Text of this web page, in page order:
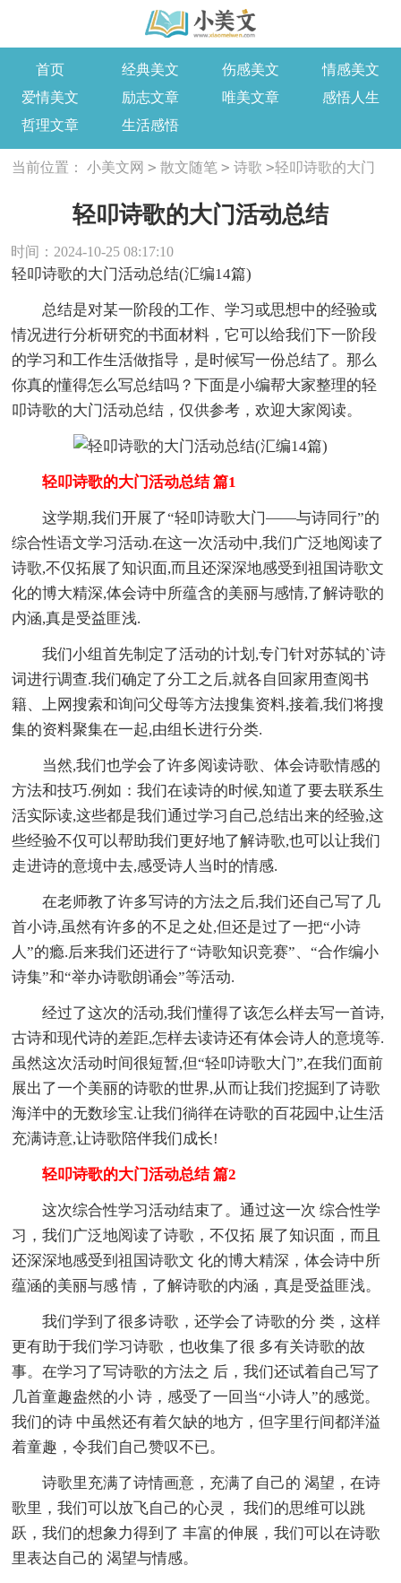
首页 经典美文 伤感美文
情感美文
爱情美文
励志文章 唯美文章
感悟人生
哲理文章
生活感悟
当前位置： 小美文网 > 散文随笔 > 诗歌 >轻叩诗歌的大门
轻叩诗歌的大门活动总结
时间：2024-10-25 08:17:10
轻叩诗歌的大门活动总结(汇编14篇)
总结是对某一阶段的工作、学习或思想中的经验或
情况进行分析研究的书面材料，它可以给我们下一阶段
的学习和工作生活做指导，是时候写一份总结了。那么
你真的懂得怎么写总结吗？下面是小编帮大家整理的轻
叩诗歌的大门活动总结，仅供参考，欢迎大家阅读。
轻叩诗歌的大门活动总结 篇1
这学期,我们开展了“轻叩诗歌大门——与诗同行”的
综合性语文学习活动.在这一次活动中,我们广泛地阅读了
诗歌,不仅拓展了知识面,而且还深深地感受到祖国诗歌文
化的博大精深,体会诗中所蕴含的美丽与感情,了解诗歌的
内涵,真是受益匪浅.
我们小组首先制定了活动的计划,专门针对苏轼的`诗
词进行调查.我们确定了分工之后,就各自回家用查阅书
籍、上网搜索和询问父母等方法搜集资料,接着,我们将搜
集的资料聚集在一起,由组长进行分类.
当然,我们也学会了许多阅读诗歌、体会诗歌情感的
方法和技巧.例如：我们在读诗的时候,知道了要去联系生
活实际读,这些都是我们通过学习自己总结出来的经验,这
些经验不仅可以帮助我们更好地了解诗歌,也可以让我们
走进诗的意境中去,感受诗人当时的情感.
在老师教了许多写诗的方法之后,我们还自己写了几
首小诗,虽然有许多的不足之处,但还是过了一把“小诗
人”的瘾.后来我们还进行了“诗歌知识竞赛”、“合作编小
诗集”和“举办诗歌朗诵会”等活动.
经过了这次的活动,我们懂得了该怎么样去写一首诗,
古诗和现代诗的差距,怎样去读诗还有体会诗人的意境等.
虽然这次活动时间很短暂,但“轻叩诗歌大门”,在我们面前
展出了一个美丽的诗歌的世界,从而让我们挖掘到了诗歌
海洋中的无数珍宝.让我们徜徉在诗歌的百花园中,让生活
充满诗意,让诗歌陪伴我们成长!
轻叩诗歌的大门活动总结 篇2
这次综合性学习活动结束了。通过这一次 综合性学
习，我们广泛地阅读了诗歌，不仅拓 展了知识面，而且
还深深地感受到祖国诗歌文 化的博大精深，体会诗中所
蕴涵的美丽与感 情，了解诗歌的内涵，真是受益匪浅。
我们学到了很多诗歌，还学会了诗歌的分 类，这样
更有助于我们学习诗歌，也收集了很 多有关诗歌的故
事。在学习了写诗歌的方法之 后，我们还试着自己写了
几首童趣盎然的小 诗，感受了一回当“小诗人”的感觉。
我们的诗 中虽然还有着欠缺的地方，但字里行间都洋溢
着童趣，令我们自己赞叹不已。
诗歌里充满了诗情画意，充满了自己的 渴望，在诗
歌里，我们可以放飞自己的心灵， 我们的思维可以跳
跃，我们的想象力得到了 丰富的伸展，我们可以在诗歌
里表达自己的 渴望与情感。